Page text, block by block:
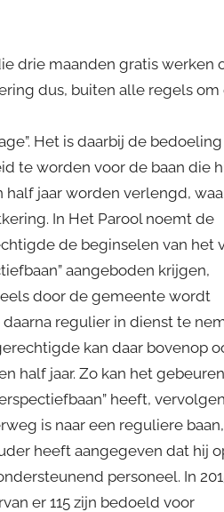
drie maanden gratis werken
dus, buiten alle regels om
Het is daarbij de
te worden voor de baan die
half jaar worden verlengd,
In Het Parool noemt de
de beginselen van het
aangeboden krijgen,
door de gemeente wordt
regulier in dienst te
kan daar bovenop
half jaar. Zo kan het
heeft,
is naar een reguliere
heeft aangegeven dat hij
personeel. In
er 115 zijn bedoeld voor